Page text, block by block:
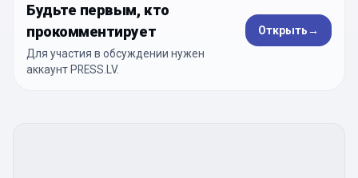
Будьте первым, кто
прокомментирует
Для участия в обсуждении нужен
аккаунт PRESS.LV.
Открыть→